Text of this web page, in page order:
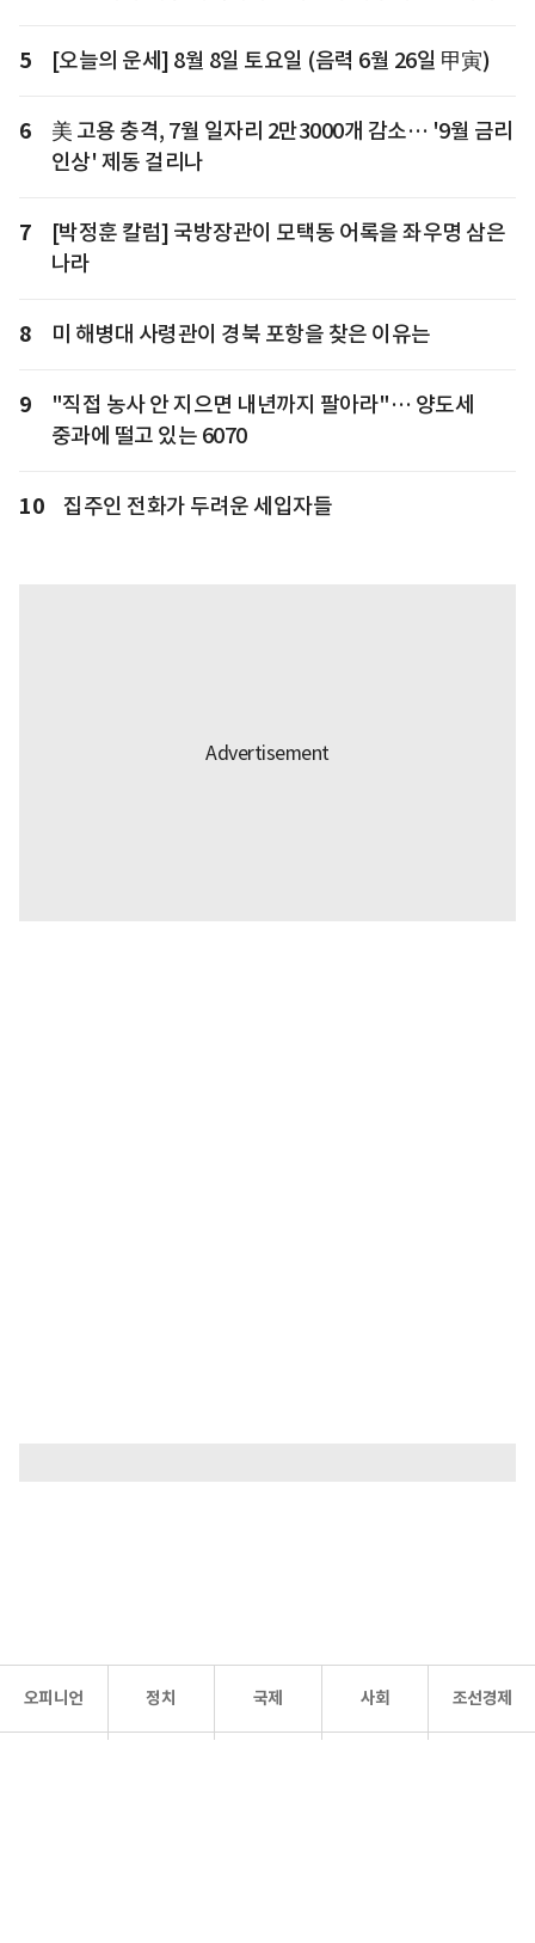
5 [오늘의 운세] 8월 8일 토요일 (음력 6월 26일 甲寅)
6
美 고용 충격, 7월 일자리 2만3000개 감소… '9월 금리
인상' 제동 걸리나
7
[박정훈 칼럼] 국방장관이 모택동 어록을 좌우명 삼은
나라
8 미 해병대 사령관이 경북 포항을 찾은 이유는
9
"직접 농사 안 지으면 내년까지 팔아라"… 양도세
중과에 떨고 있는 6070
10 집주인 전화가 두려운 세입자들
오피니언 정치 국제 사회 조선경제